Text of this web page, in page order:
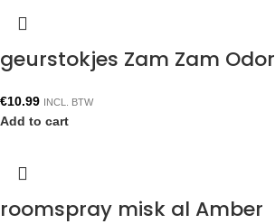
geurstokjes Zam Zam Odor
€10.99 INCL. BTW
Add to cart
roomspray misk al Amber